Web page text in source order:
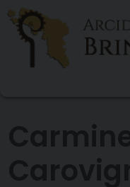
Skip
content